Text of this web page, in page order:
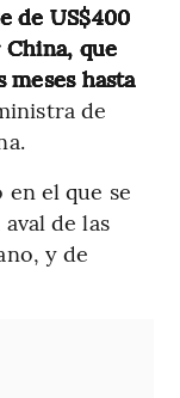
de US$400
que
hasta
de
el que se
de las
y de